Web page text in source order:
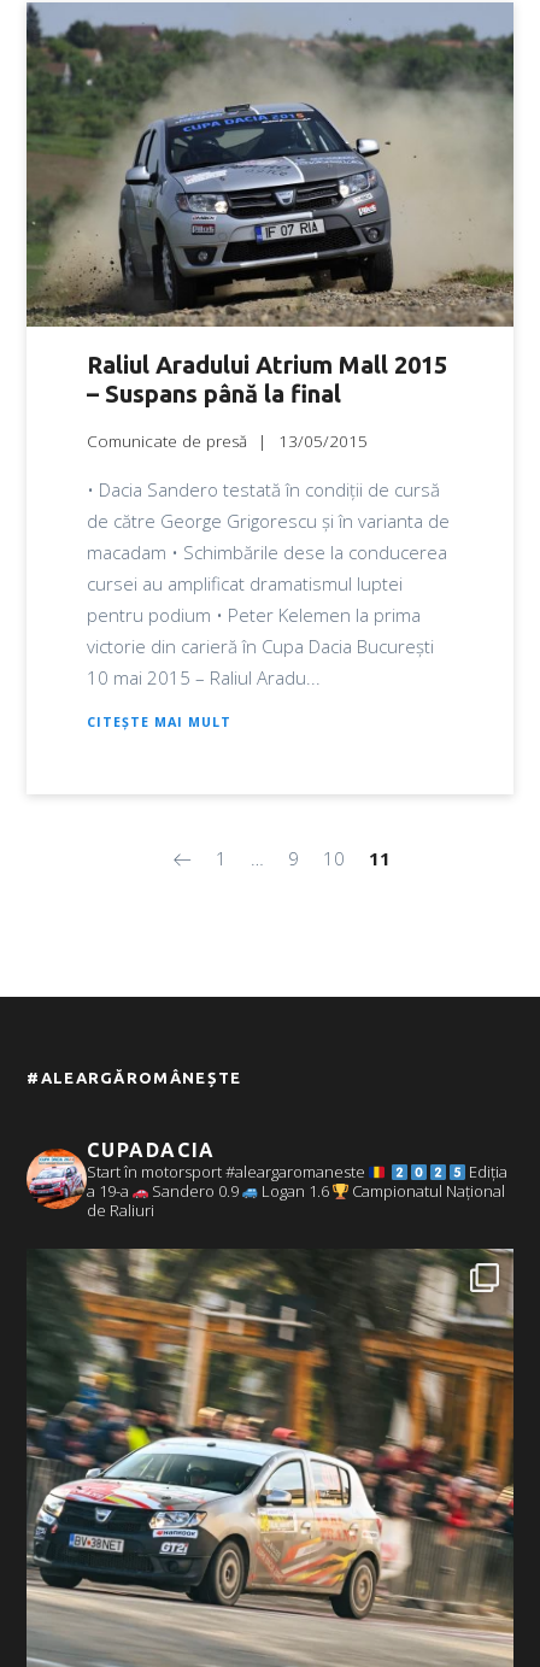
Raliul Aradului Atrium Mall 2015
– Suspans până la final
Comunicate de presă 13/05/2015
• Dacia Sandero testată în condiții de cursă
de către George Grigorescu și în varianta de
macadam • Schimbările dese la conducerea
cursei au amplificat dramatismul luptei
pentru podium • Peter Kelemen la prima
victorie din carieră în Cupa Dacia București
10 mai 2015 – Raliul Aradu...
CITEȘTE MAI MULT
1 … 9 10 11
#ALEARGĂROMÂNEȘTE
CUPADACIA
Start în motorsport #aleargaromaneste
Ediția
a 19-a
Sandero 0.9 Logan 1.6
Campionatul Național
de Raliuri